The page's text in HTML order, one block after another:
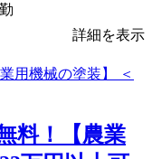
詳細を表示
料！【農業